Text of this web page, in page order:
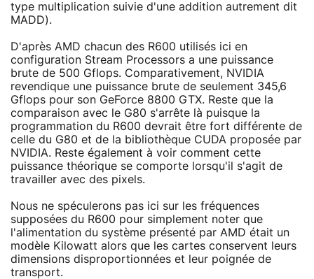
type multiplication suivie d'une addition autrement dit
MADD).
D'après AMD chacun des R600 utilisés ici en
configuration Stream Processors a une puissance
brute de 500 Gflops. Comparativement, NVIDIA
revendique une puissance brute de seulement 345,6
Gflops pour son GeForce 8800 GTX. Reste que la
comparaison avec le G80 s'arrête là puisque la
programmation du R600 devrait être fort différente de
celle du G80 et de la bibliothèque CUDA proposée par
NVIDIA. Reste également à voir comment cette
puissance théorique se comporte lorsqu'il s'agit de
travailler avec des pixels.
Nous ne spéculerons pas ici sur les fréquences
supposées du R600 pour simplement noter que
l'alimentation du système présenté par AMD était un
modèle Kilowatt alors que les cartes conservent leurs
dimensions disproportionnées et leur poignée de
transport.